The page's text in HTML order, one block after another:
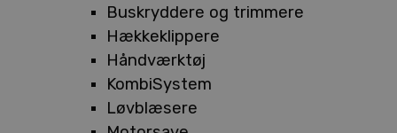
Buskryddere og trimmere
Hækkeklippere
Håndværktøj
KombiSystem
Løvblæsere